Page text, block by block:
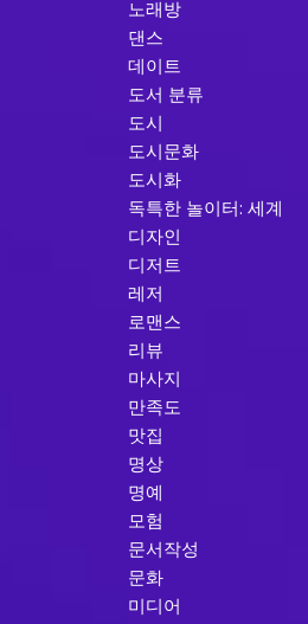
노래방
댄스
데이트
도서 분류
도시
도시문화
도시화
독특한 놀이터: 세계
디자인
디저트
레저
로맨스
리뷰
마사지
만족도
맛집
명상
명예
모험
문서작성
문화
미디어